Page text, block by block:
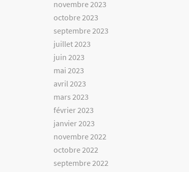
novembre 2023
octobre 2023
septembre 2023
juillet 2023
juin 2023
mai 2023
avril 2023
mars 2023
février 2023
janvier 2023
novembre 2022
octobre 2022
septembre 2022